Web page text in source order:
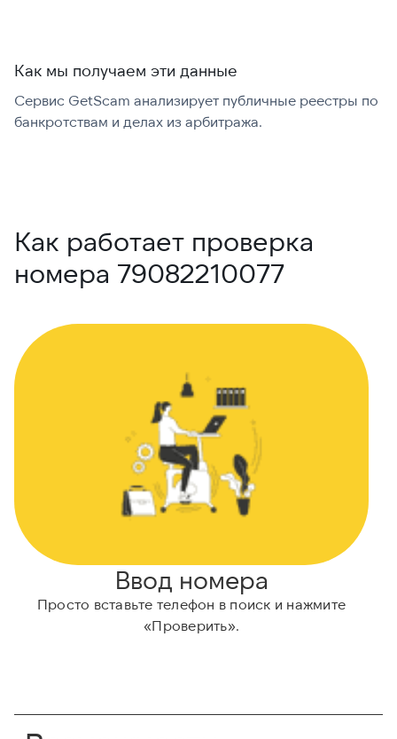
Как мы получаем эти данные
Сервис GetScam анализирует публичные реестры по
банкротствам и делах из арбитража.
Как работает проверка
номера 79082210077
Ввод номера
Просто вставьте телефон в поиск и нажмите
«Проверить».